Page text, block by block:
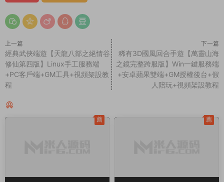
上一篇
經典武俠端遊【天龍八部之絕情谷
修仙第四版】Linux手工服務端
+PC客戶端+GM工具+視頻架設教
程
下一篇
稀有3D國風回合手遊【萬靈山海
之鏡完整跨服版】Win一鍵服務端
+安卓蘋果雙端+GM授權後台+假
人陪玩+視頻架設教程
薦 薦